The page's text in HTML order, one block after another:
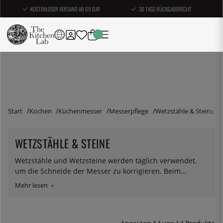
KOSTENLOSER VERSAND AB 69 EUR 30 TAGE RÜCKGABERECHT
Start Kochen Küchenmesser Messerpflege Wetzstähle & Steine
WETZSTÄHLE & STEINE
Wetzstähle und Wetzsteine werden täglich verwendet,
um die Schneide der Messer zu korrigieren. Beim
Schleifen der Messer mit einem Stahl geht es also nicht